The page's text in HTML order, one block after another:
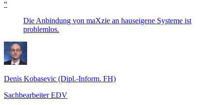
“
Die Anbindung von maXzie an hauseigene Systeme ist
problemlos.
Denis Kobasevic (Dipl.-Inform. FH)
Sachbearbeiter EDV